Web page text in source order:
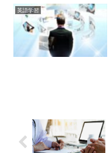
英語学習